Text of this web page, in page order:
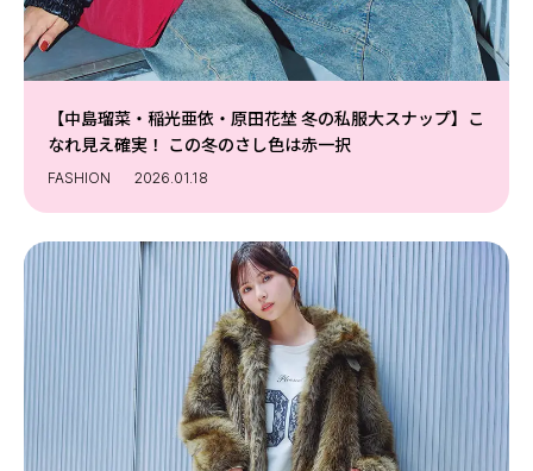
【中島瑠菜・稲光亜依・原田花埜 冬の私服大スナップ】こ
なれ見え確実！ この冬のさし色は赤一択
FASHION 2026.01.18